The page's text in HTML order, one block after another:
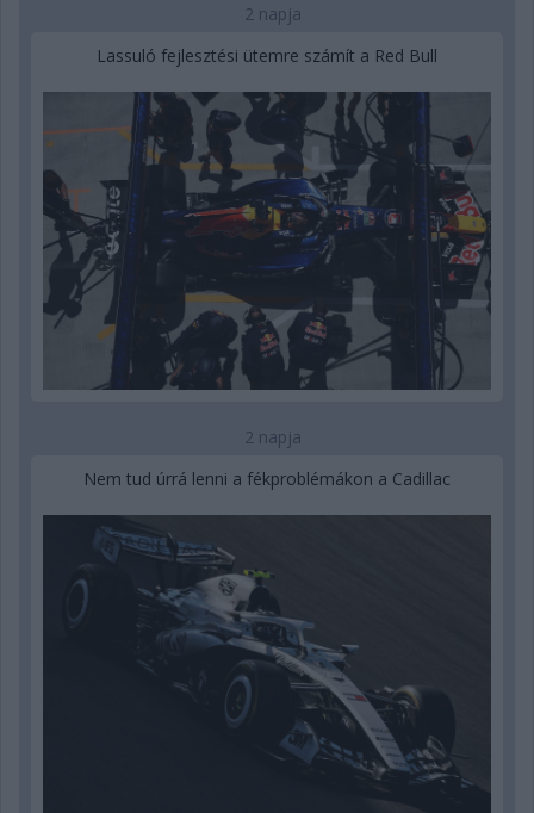
2 napja
Lassuló fejlesztési ütemre számít a Red Bull
2 napja
Nem tud úrrá lenni a fékproblémákon a Cadillac